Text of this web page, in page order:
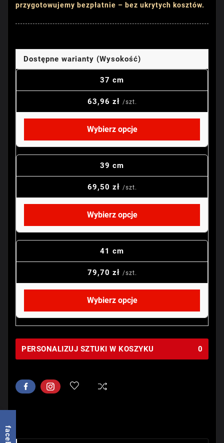
przygotowujemy bezpłatnie – bez ukrytych kosztów.
Dostępne warianty (Wysokość)
37 cm
63,96 zł /szt.
Wybierz opcje
39 cm
69,50 zł /szt.
Wybierz opcje
41 cm
79,70 zł /szt.
Wybierz opcje
PERSONALIZUJ SZTUKI W KOSZYKU 0